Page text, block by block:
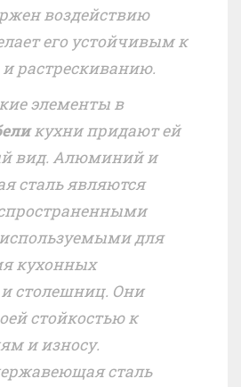
воздействию
его устойчивым к
растрескиванию.
элементы в
кухни придают ей
вид. Алюминий и
сталь являются
для
кухонных
и столешниц. Они
стойкостью к
и износу.
сталь